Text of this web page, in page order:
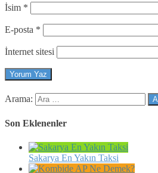
İsim *
E-posta *
İnternet sitesi
Arama:
Son Eklenenler
Sakarya En Yakın Taksi